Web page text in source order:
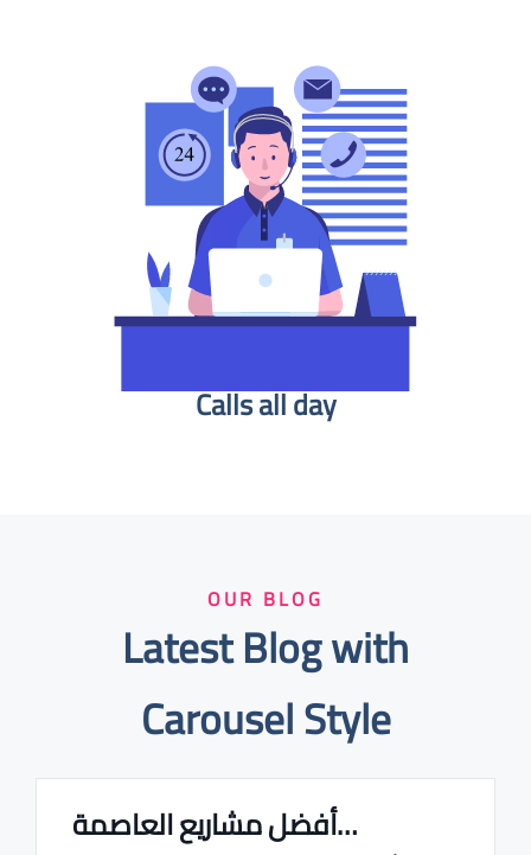
Calls all day
OUR BLOG
Latest Blog with
Carousel Style
Real estate Estate ville أفضل مشاريع العاصمة…